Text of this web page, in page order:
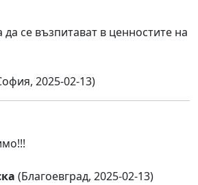
се възпитават в ценностите на
2025-02-13)
(Благоевград, 2025-02-13)